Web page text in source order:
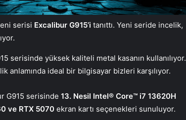
serisi Excalibur G915’i tanıttı. Yeni seride incelik,
serisinde yüksek kaliteli metal kasanın kullanılıyor.
anlamında ideal bir bilgisayar bizleri karşılıyor.
G915 serisinde 13. Nesil Intel® Core™ i7 13620H
ve RTX 5070 ekran kartı seçenekleri sunuluyor.